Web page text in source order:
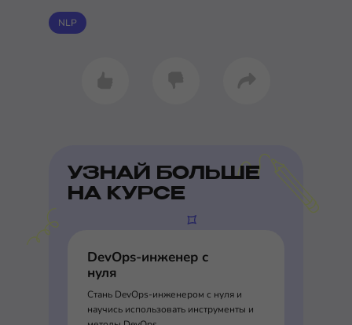
NLP
УЗНАЙ БОЛЬШЕ
НА КУРСЕ
DevOps-инженер с
нуля
Стань DevOps-инженером с нуля и
научись использовать инструменты и